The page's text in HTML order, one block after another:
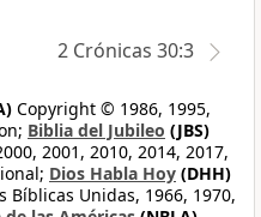
2 Crónicas 30:3
Copyright © 1986, 1995,
Biblia del Jubileo (JBS)
2001, 2010, 2014, 2017,
Dios Habla Hoy (DHH)
Unidas, 1966, 1970,